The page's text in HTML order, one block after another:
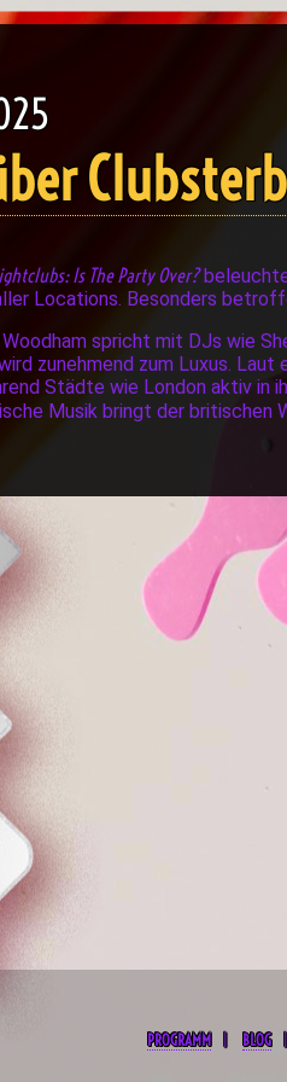
Is The Party Over?
Locations. Besonders
spricht mit DJs wie
zunehmend zum Luxus.
Städte wie London aktiv
Musik bringt der britischen
PROGRAMM BLOG